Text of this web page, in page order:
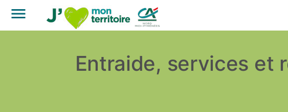
Entraide, services et
Panneau de gestion des cookies